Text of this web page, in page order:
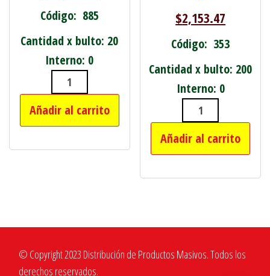
Código: 885
Cantidad x bulto: 20
Interno: 0
PLANCHA A VAPOR cantidad
Añadir al carrito
$2,153.47
Código: 353
Cantidad x bulto: 200
Interno: 0
PLATO
Añadir al carrito
© Copyright 2023 Distribución de Productos Masivos. Todos los
derechos reservados.